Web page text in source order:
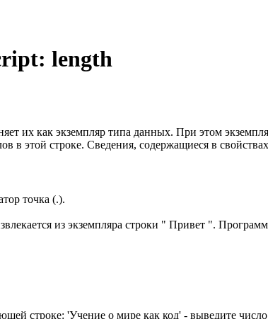
length
их как экземпляр типа данных. При этом
в этой строке. Сведения, содержащиеся в
точка (.).
из экземпляра строки " Привет ".
строке: 'Учение о мире как код' - выведите